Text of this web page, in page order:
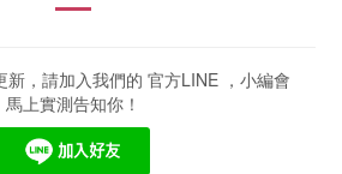
新，請加入我們的 官方LINE ，小編會
馬上實測告知你！